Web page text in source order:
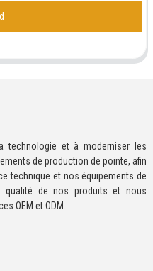
technologie et à moderniser les
de production de pointe, afin
technique et nos équipements de
qualité de nos produits et nous
OEM et ODM.